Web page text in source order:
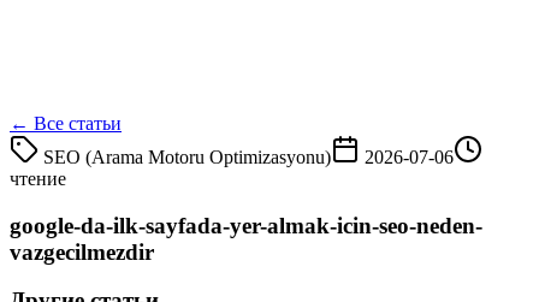
← Все статьи
SEO (Arama Motoru Optimizasyonu)
2026-07-06
чтение
google-da-ilk-sayfada-yer-almak-icin-seo-neden-
vazgecilmezdir